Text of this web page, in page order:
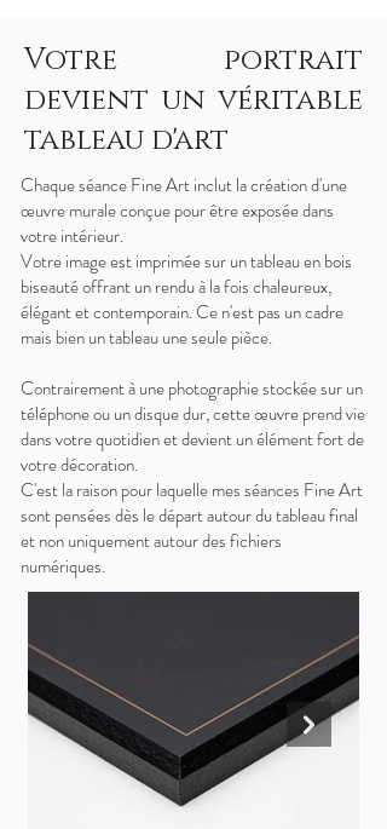
Votre portrait
devient un véritable
tableau d'art
Chaque séance Fine Art inclut la création d'une
œuvre murale conçue pour être exposée dans
votre intérieur.
Votre image est imprimée sur un tableau en bois
biseauté offrant un rendu à la fois chaleureux,
élégant et contemporain. Ce n'est pas un cadre
mais bien un tableau une seule pièce.
Contrairement à une photographie stockée sur un
téléphone ou un disque dur, cette œuvre prend vie
dans votre quotidien et devient un élément fort de
votre décoration.
C'est la raison pour laquelle mes séances Fine Art
sont pensées dès le départ autour du tableau final
et non uniquement autour des fichiers
numériques.